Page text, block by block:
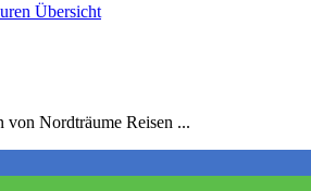
Übersicht
von Nordträume Reisen ...